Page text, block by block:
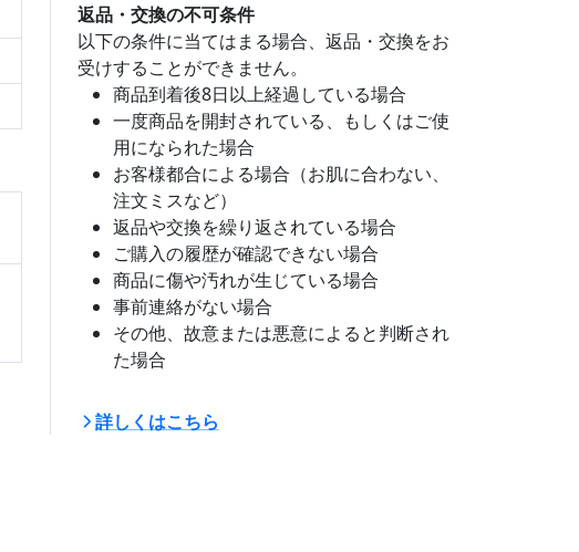
返品・交換の不可条件
以下の条件に当てはまる場合、返品・交換をお
受けすることができません。
商品到着後8日以上経過している場合
一度商品を開封されている、もしくはご使
用になられた場合
お客様都合による場合（お肌に合わない、
注文ミスなど）
返品や交換を繰り返されている場合
ご購入の履歴が確認できない場合
商品に傷や汚れが生じている場合
事前連絡がない場合
その他、故意または悪意によると判断され
た場合
詳しくはこちら